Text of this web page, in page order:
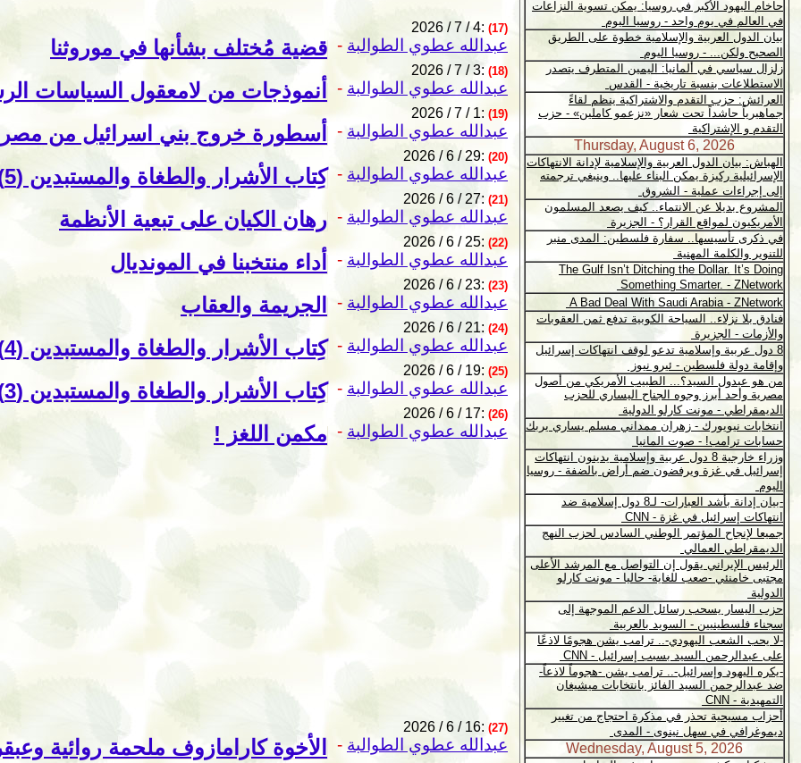
2026 / 7 / 4: (17)
قضية مُختلف بشأنها في موروثنا - عبدالله عطوي الطوالبة
2026 / 7 / 3: (18)
أنموذجات من لامعقول السياسات - عبدالله عطوي الطوالبة
2026 / 7 / 1: (19)
أسطورة خروج بني اسرائيل من مصر - عبدالله عطوي الطوالبة
2026 / 6 / 29: (20)
كِتاب الأشرار والطغاة والمستبدين (5) شرعنة استخدام القوة- عبدالله عطوي الطوالبة
2026 / 6 / 27: (21)
رهان الكيان على تبعية الأنظمة - عبدالله عطوي الطوالبة
2026 / 6 / 25: (22)
أداء منتخبنا في المونديال - عبدالله عطوي الطوالبة
2026 / 6 / 23: (23)
الجريمة والعقاب - عبدالله عطوي الطوالبة
2026 / 6 / 21: (24)
كِتاب الأشرار والطغاة والمستبدين (4) السيطرة على الدول المُسْتَولى عليها- عبدالله عطوي الطوالبة
2026 / 6 / 19: (25)
كِتاب الأشرار والطغاة والمستبدين (3) نصائح جهنمية- عبدالله عطوي الطوالبة
2026 / 6 / 17: (26)
مكمن اللغز ! - عبدالله عطوي الطوالبة
2026 / 6 / 16: (27)
الأخوة كارامازوف ملحمة روائية - عبدالله عطوي الطوالبة